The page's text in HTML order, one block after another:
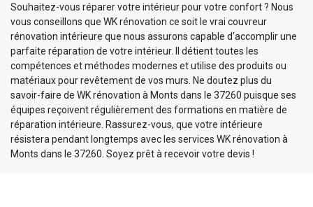
Souhaitez-vous réparer votre intérieur pour votre confort ? Nous
vous conseillons que WK rénovation ce soit le vrai couvreur
rénovation intérieure que nous assurons capable d’accomplir une
parfaite réparation de votre intérieur. Il détient toutes les
compétences et méthodes modernes et utilise des produits ou
matériaux pour revêtement de vos murs. Ne doutez plus du
savoir-faire de WK rénovation à Monts dans le 37260 puisque ses
équipes reçoivent régulièrement des formations en matière de
réparation intérieure. Rassurez-vous, que votre intérieure
résistera pendant longtemps avec les services WK rénovation à
Monts dans le 37260. Soyez prêt à recevoir votre devis !